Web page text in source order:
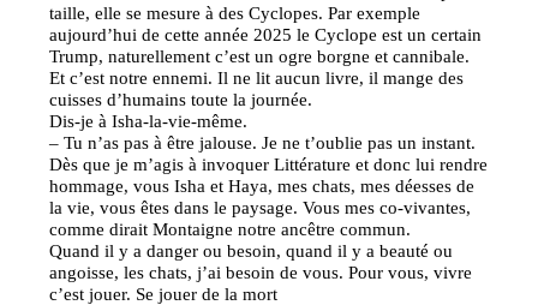
taille, elle se mesure à des Cyclopes. Par exemple
aujourd’hui de cette année 2025 le Cyclope est un certain
Trump, naturellement c’est un ogre borgne et cannibale.
Et c’est notre ennemi. Il ne lit aucun livre, il mange des
cuisses d’humains toute la journée.
Dis-je à Isha-la-vie-même.
– Tu n’as pas à être jalouse. Je ne t’oublie pas un instant.
Dès que je m’agis à invoquer Littérature et donc lui rendre
hommage, vous Isha et Haya, mes chats, mes déesses de
la vie, vous êtes dans le paysage. Vous mes co-vivantes,
comme dirait Montaigne notre ancêtre commun.
Quand il y a danger ou besoin, quand il y a beauté ou
angoisse, les chats, j’ai besoin de vous. Pour vous, vivre
c’est jouer. Se jouer de la mort